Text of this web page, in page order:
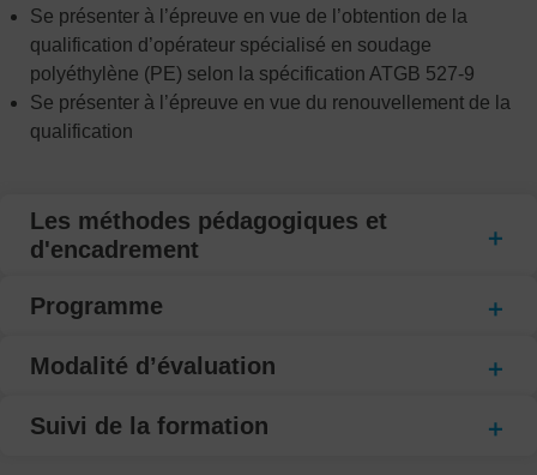
Se présenter à l’épreuve en vue de l’obtention de la
qualification d’opérateur spécialisé en soudage
polyéthylène (PE) selon la spécification ATGB 527-9
Se présenter à l’épreuve en vue du renouvellement de la
qualification
Les méthodes pédagogiques et
d'encadrement
Programme
Modalité d’évaluation
Suivi de la formation